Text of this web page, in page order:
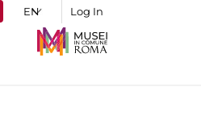
Log In